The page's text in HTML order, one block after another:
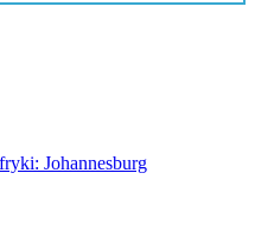
Johannesburg